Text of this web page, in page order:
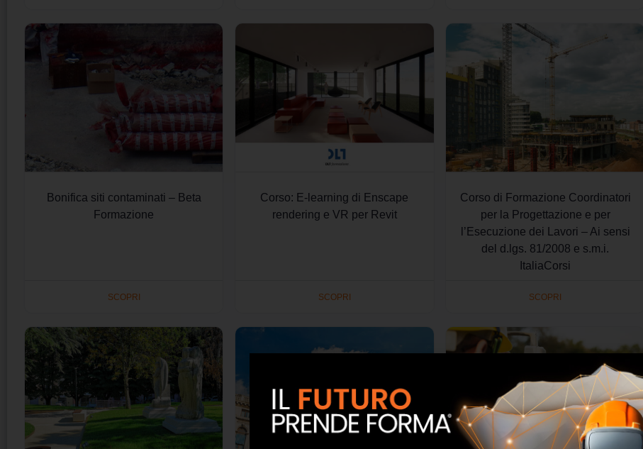
Bonifica siti contaminati – Beta
Formazione
SCOPRI
Corso: E-learning di Enscape
rendering e VR per Revit
SCOPRI
Corso di Formazione Coordinatori
per la Progettazione e per
l’Esecuzione dei Lavori – Ai sensi
del d.lgs. 81/2008 e s.m.i.
ItaliaCorsi
SCOPRI